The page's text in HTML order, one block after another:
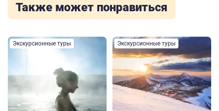
Также может понравиться
Экскурсионные туры Экскурсионные туры